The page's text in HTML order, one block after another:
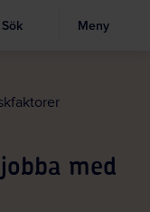
Visa sökruta
Sök Meny
med